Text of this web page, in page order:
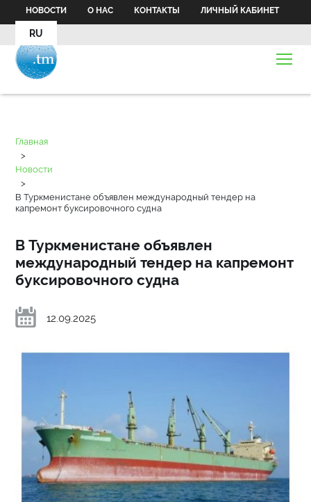
НОВОСТИ О НАС КОНТАКТЫ ЛИЧНЫЙ КАБИНЕТ
RU
Главная
>
Новости
>
В Туркменистане объявлен международный тендер на
капремонт буксировочного судна
В Туркменистане объявлен
международный тендер на капремонт
буксировочного судна
12.09.2025